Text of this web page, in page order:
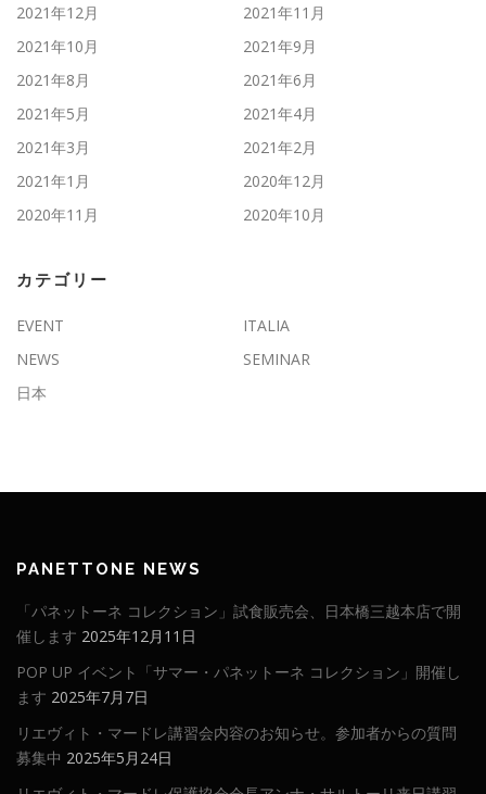
2021年12月
2021年11月
2021年10月
2021年9月
2021年8月
2021年6月
2021年5月
2021年4月
2021年3月
2021年2月
2021年1月
2020年12月
2020年11月
2020年10月
カテゴリー
EVENT
ITALIA
NEWS
SEMINAR
日本
PANETTONE NEWS
「パネットーネ コレクション」試食販売会、日本橋三越本店で開
催します 2025年12月11日
POP UP イベント「サマー・パネットーネ コレクション」開催し
ます 2025年7月7日
リエヴィト・マードレ講習会内容のお知らせ。参加者からの質問
募集中 2025年5月24日